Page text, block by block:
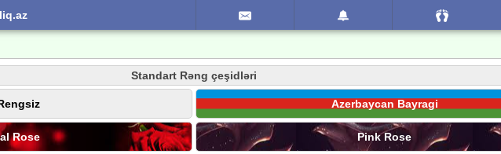
Standart Rəng çeşidləri
Azerbaycan Bayragi
Rose Pink Rose